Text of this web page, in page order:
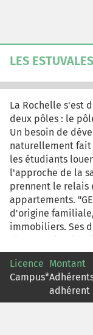
LES ESTUVALES
La Rochelle s'est
deux pôles : le
Un besoin de
naturellement fait
les étudiants
l'approche de la
prennent le relais
appartements.
d'origine
immobiliers. Ses
chargent de
propriétaires.
immobilier n'est
appartement est
Estuvales" sont
Licence
Campus*
Montant
adhérent